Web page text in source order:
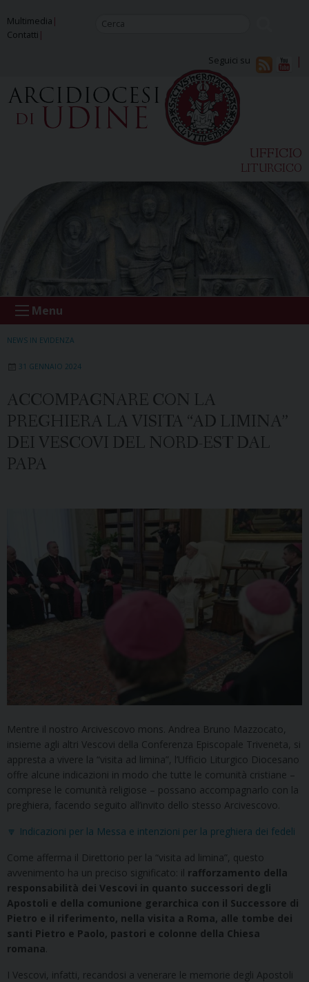
to
content
Multimedia
Contatti
Seguici su
UFFICIO
LITURGICO
Menu
NEWS IN EVIDENZA
31 GENNAIO 2024
ACCOMPAGNARE CON LA
PREGHIERA LA VISITA “AD LIMINA”
DEI VESCOVI DEL NORD-EST DAL
PAPA
Mentre il nostro Arcivescovo mons. Andrea Bruno Mazzocato,
insieme agli altri Vescovi della Conferenza Episcopale Triveneta, si
appresta a vivere la “visita ad limina”, l’Ufficio Liturgico Diocesano
offre alcune indicazioni in modo che tutte le comunità cristiane –
comprese le comunità religiose – possano accompagnarlo con la
preghiera, facendo seguito all’invito dello stesso Arcivescovo.
🔽 Indicazioni per la Messa e intenzioni per la preghiera dei fedeli
Come afferma il Direttorio per la “visita ad limina”, questo
avvenimento ha un preciso significato: il rafforzamento della
responsabilità dei Vescovi in quanto successori degli
Apostoli e della comunione gerarchica con il Successore di
Pietro e il riferimento, nella visita a Roma, alle tombe dei
santi Pietro e Paolo, pastori e colonne della Chiesa
romana
I Vescovi, infatti, recandosi a venerare le memorie degli Apostoli